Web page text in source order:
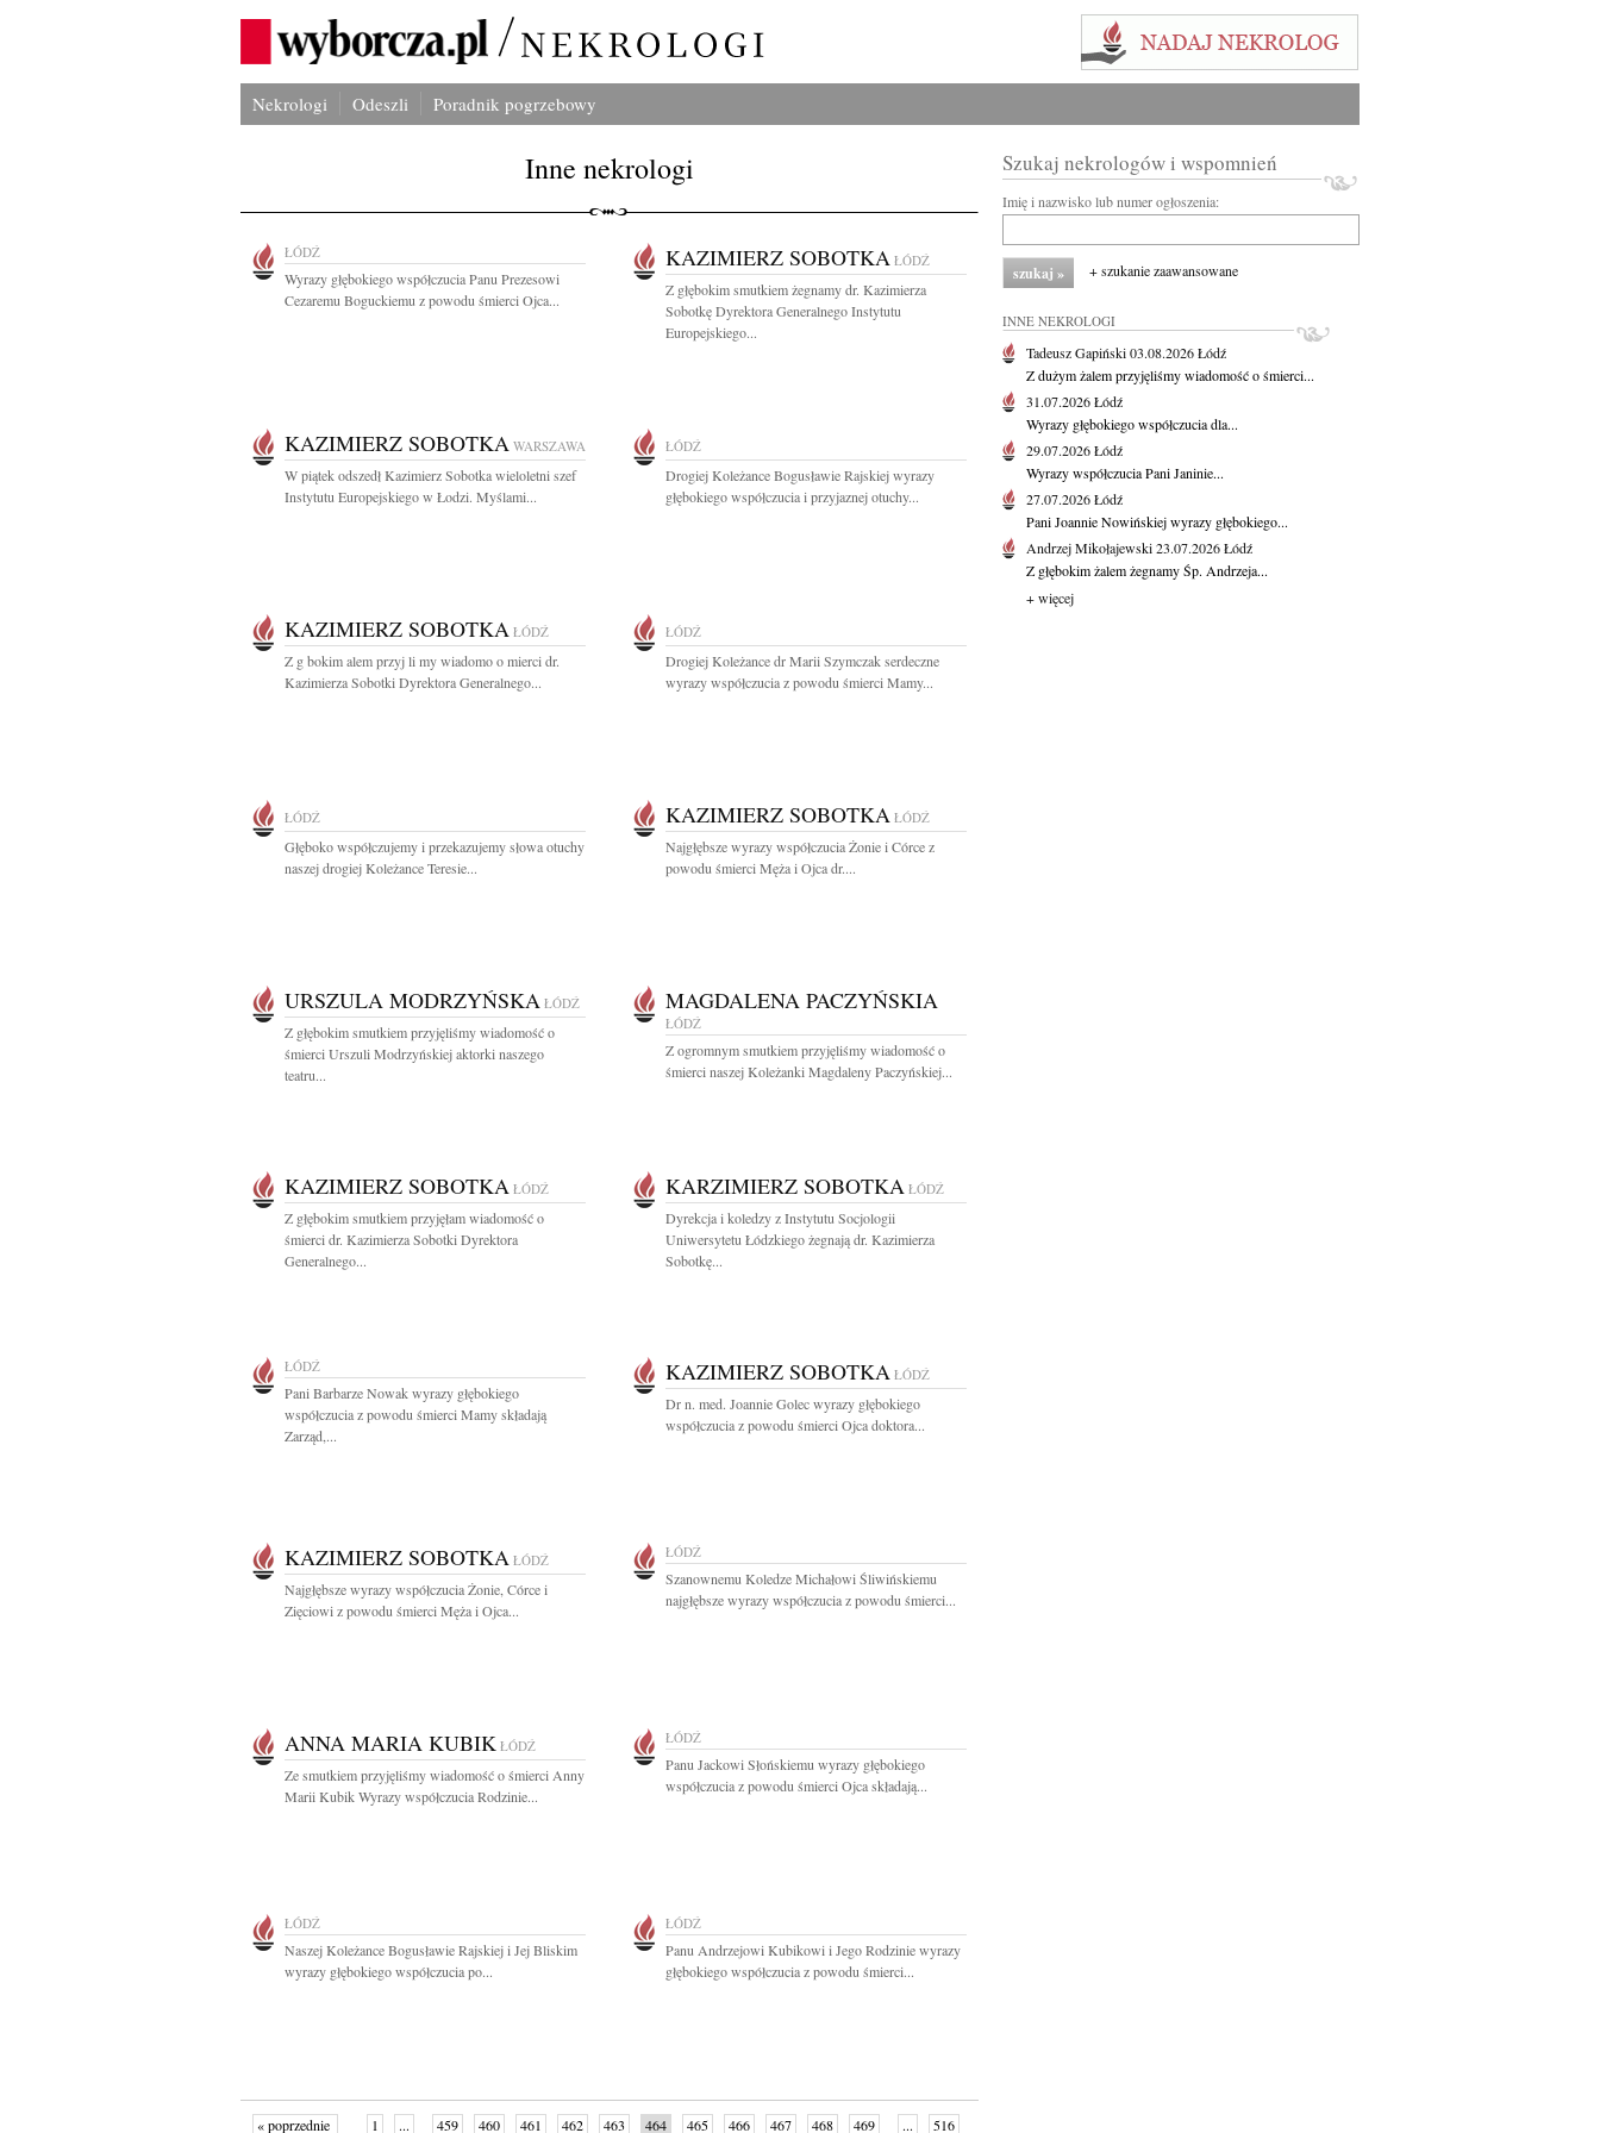
Nekrologi Odeszli Poradnik pogrzebowy
Inne nekrologi
ŁÓDŹ
Wyrazy głębokiego współczucia Panu Prezesowi
Cezaremu Boguckiemu z powodu śmierci Ojca...
KAZIMIERZ SOBOTKA ŁÓDŹ
Z głębokim smutkiem żegnamy dr. Kazimierza
Sobotkę Dyrektora Generalnego Instytutu
Europejskiego...
KAZIMIERZ SOBOTKA WARSZAWA
W piątek odszedł Kazimierz Sobotka wieloletni szef
Instytutu Europejskiego w Łodzi. Myślami...
ŁÓDŹ
Drogiej Koleżance Bogusławie Rajskiej wyrazy
głębokiego współczucia i przyjaznej otuchy...
KAZIMIERZ SOBOTKA ŁÓDŹ
Z g bokim alem przyj li my wiadomo o mierci dr.
Kazimierza Sobotki Dyrektora Generalnego...
ŁÓDŹ
Drogiej Koleżance dr Marii Szymczak serdeczne
wyrazy współczucia z powodu śmierci Mamy...
ŁÓDŹ
Głęboko współczujemy i przekazujemy słowa otuchy
naszej drogiej Koleżance Teresie...
KAZIMIERZ SOBOTKA ŁÓDŹ
Najgłębsze wyrazy współczucia Żonie i Córce z
powodu śmierci Męża i Ojca dr....
URSZULA MODRZYŃSKA ŁÓDŹ
Z głębokim smutkiem przyjęliśmy wiadomość o
śmierci Urszuli Modrzyńskiej aktorki naszego
teatru...
MAGDALENA PACZYŃSKIA
ŁÓDŹ
Z ogromnym smutkiem przyjęliśmy wiadomość o
śmierci naszej Koleżanki Magdaleny Paczyńskiej...
KAZIMIERZ SOBOTKA ŁÓDŹ
Z głębokim smutkiem przyjęłam wiadomość o
śmierci dr. Kazimierza Sobotki Dyrektora
Generalnego...
KARZIMIERZ SOBOTKA ŁÓDŹ
Dyrekcja i koledzy z Instytutu Socjologii
Uniwersytetu Łódzkiego żegnają dr. Kazimierza
Sobotkę...
ŁÓDŹ
Pani Barbarze Nowak wyrazy głębokiego
współczucia z powodu śmierci Mamy składają
Zarząd,...
KAZIMIERZ SOBOTKA ŁÓDŹ
Dr n. med. Joannie Golec wyrazy głębokiego
współczucia z powodu śmierci Ojca doktora...
KAZIMIERZ SOBOTKA ŁÓDŹ
Najgłębsze wyrazy współczucia Żonie, Córce i
Zięciowi z powodu śmierci Męża i Ojca...
ŁÓDŹ
Szanownemu Koledze Michałowi Śliwińskiemu
najgłębsze wyrazy współczucia z powodu śmierci...
ANNA MARIA KUBIK ŁÓDŹ
Ze smutkiem przyjęliśmy wiadomość o śmierci Anny
Marii Kubik Wyrazy współczucia Rodzinie...
ŁÓDŹ
Panu Jackowi Słońskiemu wyrazy głębokiego
współczucia z powodu śmierci Ojca składają...
ŁÓDŹ
Naszej Koleżance Bogusławie Rajskiej i Jej Bliskim
wyrazy głębokiego współczucia po...
ŁÓDŹ
Panu Andrzejowi Kubikowi i Jego Rodzinie wyrazy
głębokiego współczucia z powodu śmierci...
« poprzednie 1 ... 459 460 461 462 463 464 465 466 467 468 469 ... 516
Szukaj nekrologów i wspomnień
Imię i nazwisko lub numer ogłoszenia:
+ szukanie zaawansowane
INNE NEKROLOGI
Tadeusz Gapiński03.08.2026Łódź
Z dużym żalem przyjęliśmy wiadomość o śmierci...
31.07.2026Łódź
Wyrazy głębokiego współczucia dla...
29.07.2026Łódź
Wyrazy współczucia Pani Janinie...
27.07.2026Łódź
Pani Joannie Nowińskiej wyrazy głębokiego...
Andrzej Mikołajewski23.07.2026Łódź
Z głębokim żalem żegnamy Śp. Andrzeja...
+ więcej